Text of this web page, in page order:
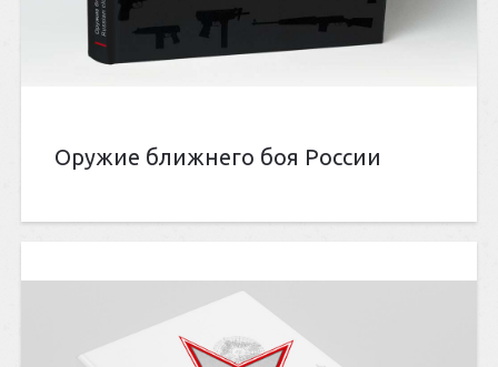
Оружие ближнего боя России